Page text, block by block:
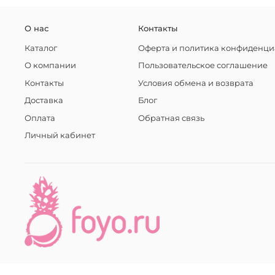
О нас
Каталог
О компании
Контакты
Доставка
Оплата
Личный кабинет
Контакты
Оферта и политика
Пользовательское соглашение
Условия обмена и возврата
Блог
Обратная связь